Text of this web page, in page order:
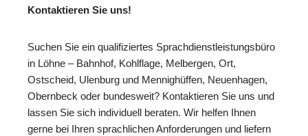
Kontaktieren Sie uns!
Suchen Sie ein qualifiziertes Sprachdienstleistungsbüro
in Löhne – Bahnhof, Kohlflage, Melbergen, Ort,
Ostscheid, Ulenburg und Mennighüffen, Neuenhagen,
Obernbeck oder bundesweit? Kontaktieren Sie uns und
lassen Sie sich individuell beraten. Wir helfen Ihnen
gerne bei Ihren sprachlichen Anforderungen und liefern